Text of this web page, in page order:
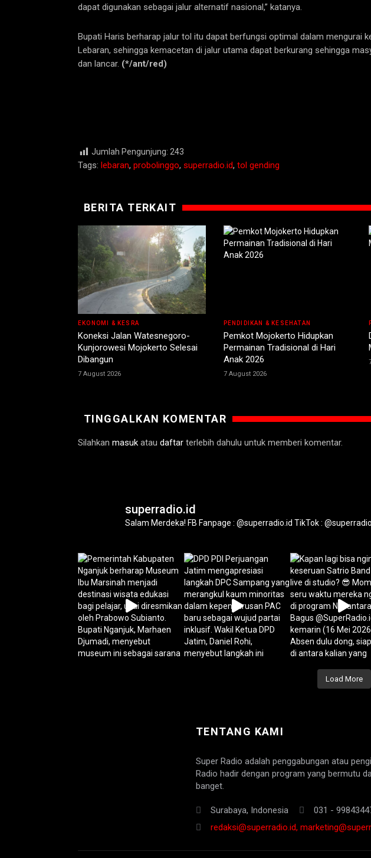
dapat digunakan sebagai jalur alternatif nasional,” katanya.
Bupati Haris berharap jalur tol itu dapat berfungsi optimal dalam mengurai
Lebaran, sehingga kemacetan di jalur utama dapat berkurang sehingga
dan lancar. (*/ant/red)
Jumlah Pengunjung: 243
Tags: lebaran, probolinggo, superradio.id, tol gending
BERITA TERKAIT
EKONOMI & KESRA
Koneksi Jalan Watesnegoro-
Kunjorowesi Mojokerto Selesai
Dibangun
7 August 2026
PENDIDIKAN & KESEHATAN
Pemkot Mojokerto Hidupkan
Permainan Tradisional di Hari
Anak 2026
7 August 2026
TINGGALKAN KOMENTAR
Silahkan masuk atau daftar terlebih dahulu untuk memberi komentar.
superradio.id
Salam Merdeka! FB Fanpage : @superradio.id TikTok :
Load More
TENTANG KAMI
Super Radio adalah penggabungan atau
Radio hadir dengan program yang bermutu
banget.
Surabaya, Indonesia
031 -
redaksi@superradio.id,